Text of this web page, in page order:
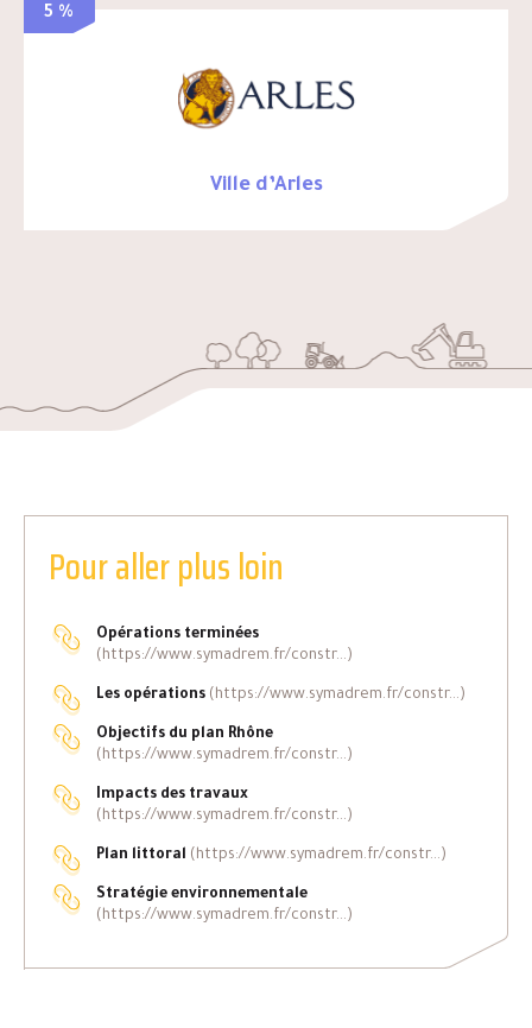
5 %
Ville d’Arles
Pour aller plus loin
Opérations terminées
(https://www.symadrem.fr/constr...)
Les opérations (https://www.symadrem.fr/constr...)
Objectifs du plan Rhône
(https://www.symadrem.fr/constr...)
Impacts des travaux
(https://www.symadrem.fr/constr...)
Plan littoral (https://www.symadrem.fr/constr...)
Stratégie environnementale
(https://www.symadrem.fr/constr...)